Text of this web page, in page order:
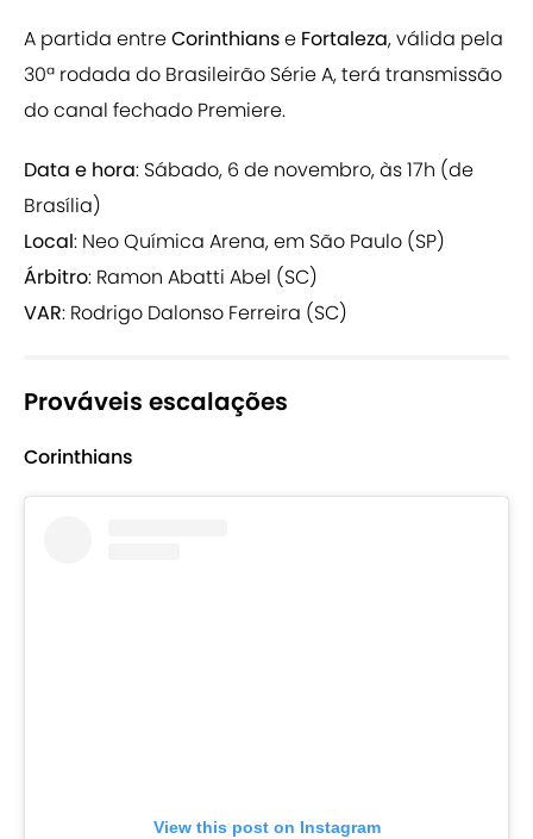
A partida entreCorinthianse Fortaleza, válida pela
30ª rodada do Brasileirão Série A, terá transmissão
do canal fechado Premiere.
Data e hora: Sábado, 6 de novembro, às 17h (de
Brasília)
Local: Neo Química Arena, em São Paulo (SP)
Árbitro: Ramon Abatti Abel (SC)
VAR: Rodrigo Dalonso Ferreira (SC)
Prováveis escalações
Corinthians
View this post on Instagram